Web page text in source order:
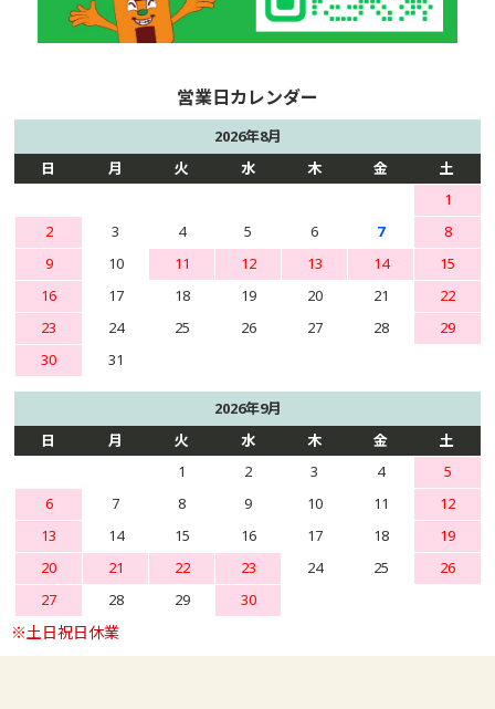
2026年8月
日
月 火 水 木 金
土
1
2
3 4 5 6 7
8
9
10 11 12 13 14
15
16
17 18 19 20 21
22
23
24 25 26 27 28
29
30
31
2026年9月
日
月 火 水 木 金
土
1
2 3 4
5
6
7 8 9 10 11
12
13
14 15 16 17 18
19
20
21 22 23 24 25
26
27
28 29 30